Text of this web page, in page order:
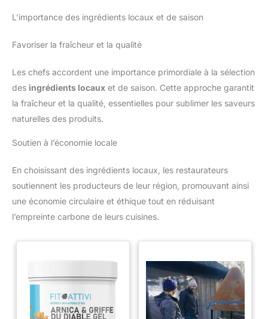
L’importance des ingrédients locaux et de saison
Favoriser la fraîcheur et la qualité
Les chefs accordent une importance primordiale à la sélection
des ingrédients locaux et de saison. Cette approche garantit
la fraîcheur et la qualité, essentielles pour sublimer les saveurs
naturelles des produits.
Soutien à l’économie locale
En choisissant des ingrédients locaux, les restaurateurs
soutiennent les producteurs de leur région, promouvant ainsi
une économie circulaire et éthique tout en réduisant
l’empreinte carbone de leurs cuisines.